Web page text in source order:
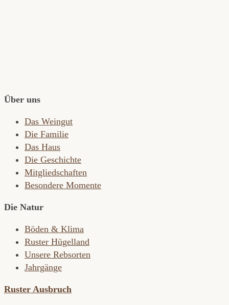
Über uns
Das Weingut
Die Familie
Das Haus
Die Geschichte
Mitgliedschaften
Besondere Momente
Die Natur
Böden & Klima
Ruster Hügelland
Unsere Rebsorten
Jahrgänge
Ruster Ausbruch